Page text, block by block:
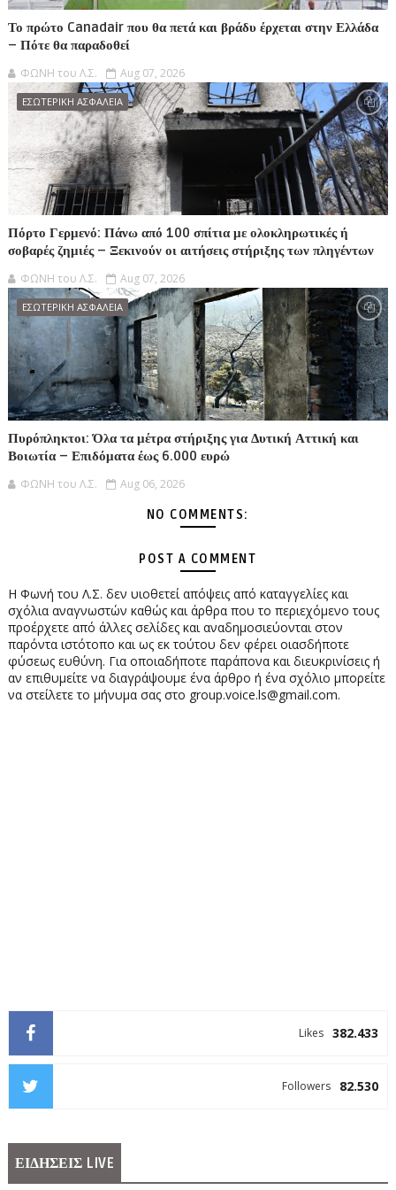
Το πρώτο Canadair που θα πετά και βράδυ έρχεται στην Ελλάδα
– Πότε θα παραδοθεί
ΦΩΝΗ του Λ.Σ. Aug 07, 2026
ΕΣΩΤΕΡΙΚΗ ΑΣΦΑΛΕΙΑ
Πόρτο Γερμενό: Πάνω από 100 σπίτια με ολοκληρωτικές ή
σοβαρές ζημιές – Ξεκινούν οι αιτήσεις στήριξης των πληγέντων
ΦΩΝΗ του Λ.Σ. Aug 07, 2026
ΕΣΩΤΕΡΙΚΗ ΑΣΦΑΛΕΙΑ
Πυρόπληκτοι: Όλα τα μέτρα στήριξης για Δυτική Αττική και
Βοιωτία – Επιδόματα έως 6.000 ευρώ
ΦΩΝΗ του Λ.Σ. Aug 06, 2026
NO COMMENTS:
POST A COMMENT
Η Φωνή του Λ.Σ. δεν υιοθετεί απόψεις από καταγγελίες και
σχόλια αναγνωστών καθώς και άρθρα που το περιεχόμενο τους
προέρχετε από άλλες σελίδες και αναδημοσιεύονται στον
παρόντα ιστότοπο και ως εκ τούτου δεν φέρει οιασδήποτε
φύσεως ευθύνη. Για οποιαδήποτε παράπονα και διευκρινίσεις ή
αν επιθυμείτε να διαγράψουμε ένα άρθρο ή ένα σχόλιο μπορείτε
να στείλετε το μήνυμα σας στο group.voice.ls@gmail.com.
382.433
Likes
82.530
Followers
ΕΙΔΗΣΕΙΣ LIVE